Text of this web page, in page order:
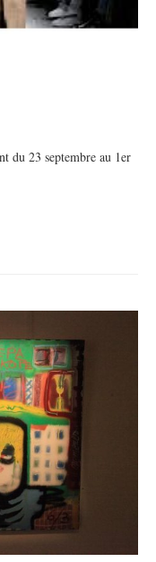
du 23 septembre au 1er